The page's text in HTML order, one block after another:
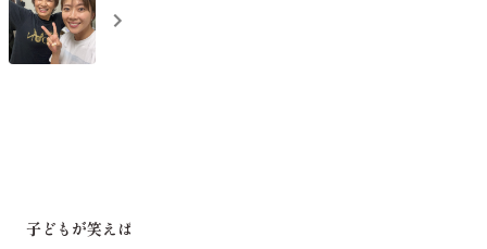
ハンカチ。
子どもが笑えば世界が笑う